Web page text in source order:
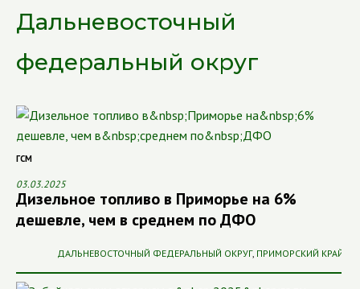
Дальневосточный
федеральный округ
ГСМ
03.03.2025
Дизельное топливо в Приморье на 6%
дешевле, чем в среднем по ДФО
ДАЛЬНЕВОСТОЧНЫЙ ФЕДЕРАЛЬНЫЙ ОКРУГ, ПРИМОРСКИЙ КРАЙ